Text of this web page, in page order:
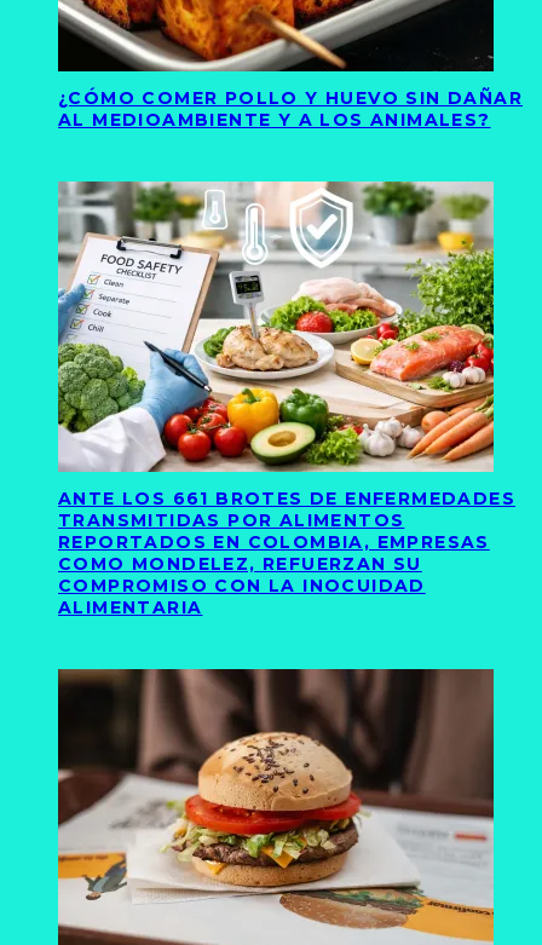
¿CÓMO COMER POLLO Y HUEVO SIN DAÑAR
AL MEDIOAMBIENTE Y A LOS ANIMALES?
ANTE LOS 661 BROTES DE ENFERMEDADES
TRANSMITIDAS POR ALIMENTOS
REPORTADOS EN COLOMBIA, EMPRESAS
COMO MONDELEZ, REFUERZAN SU
COMPROMISO CON LA INOCUIDAD
ALIMENTARIA